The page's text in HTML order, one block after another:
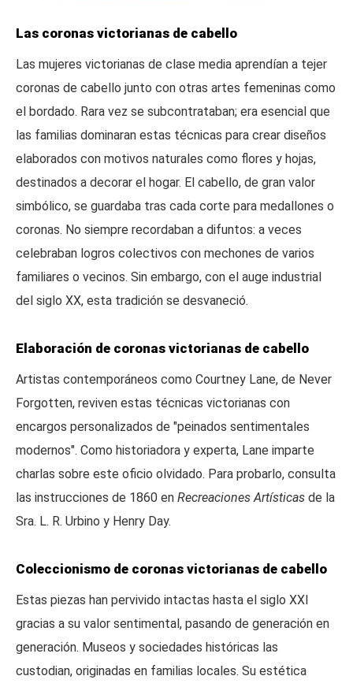
Las coronas victorianas de cabello
Las mujeres victorianas de clase media aprendían a tejer
coronas de cabello junto con otras artes femeninas como
el bordado. Rara vez se subcontrataban; era esencial que
las familias dominaran estas técnicas para crear diseños
elaborados con motivos naturales como flores y hojas,
destinados a decorar el hogar. El cabello, de gran valor
simbólico, se guardaba tras cada corte para medallones o
coronas. No siempre recordaban a difuntos: a veces
celebraban logros colectivos con mechones de varios
familiares o vecinos. Sin embargo, con el auge industrial
del siglo XX, esta tradición se desvaneció.
Elaboración de coronas victorianas de cabello
Artistas contemporáneos como Courtney Lane, de Never
Forgotten, reviven estas técnicas victorianas con
encargos personalizados de "peinados sentimentales
modernos". Como historiadora y experta, Lane imparte
charlas sobre este oficio olvidado. Para probarlo, consulta
las instrucciones de 1860 en Recreaciones Artísticas de la
Sra. L. R. Urbino y Henry Day.
Coleccionismo de coronas victorianas de cabello
Estas piezas han pervivido intactas hasta el siglo XXI
gracias a su valor sentimental, pasando de generación en
generación. Museos y sociedades históricas las
custodian, originadas en familias locales. Su estética